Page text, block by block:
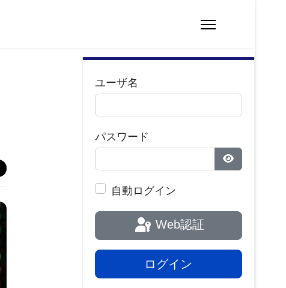
ユーザ名
パスワード
パスワード
自動ログイン
Web認証
ログイン